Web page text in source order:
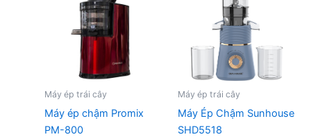
Máy ép trái cây
Máy ép chậm Promix
PM-800
Máy ép trái cây
Máy Ép Chậm Sunhouse
SHD5518